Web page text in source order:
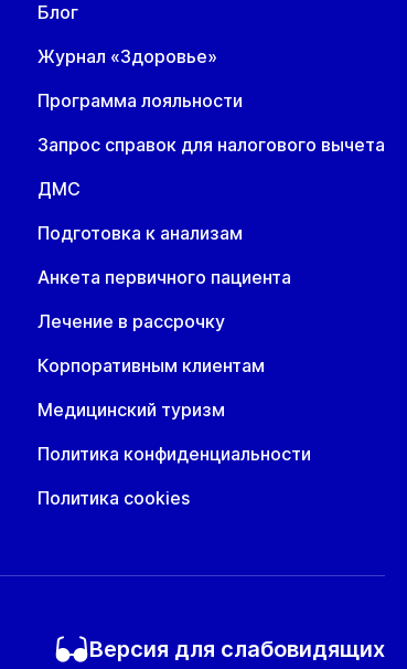
Блог
Журнал «Здоровье»
Программа лояльности
Запрос справок для налогового вычета
ДМС
Подготовка к анализам
Анкета первичного пациента
Лечение в рассрочку
Корпоративным клиентам
Медицинский туризм
Политика конфиденциальности
Политика cookies
Версия для слабовидящих